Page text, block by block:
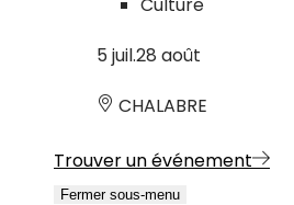
Culture
5 juil.28 août
CHALABRE
Trouver un événement
Fermer sous-menu